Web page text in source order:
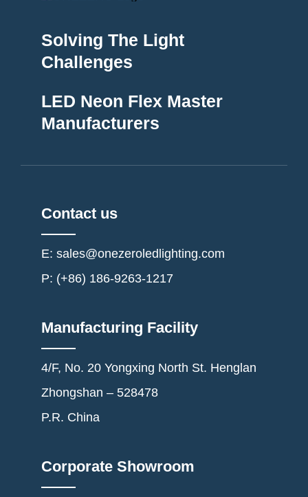
Solving The Light
Challenges
LED Neon Flex Master
Manufacturers
Contact us
E: sales@onezeroledlighting.com
P: (+86) 186-9263-1217
Manufacturing Facility
4/F, No. 20 Yongxing North St. Henglan
Zhongshan – 528478
P.R. China
Corporate Showroom